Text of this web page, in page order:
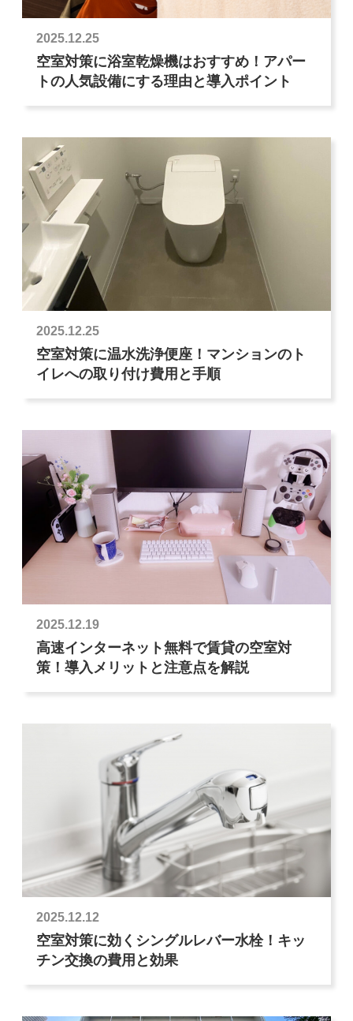
2025.12.25
空室対策に浴室乾燥機はおすすめ！アパー
トの人気設備にする理由と導入ポイント
2025.12.25
空室対策に温水洗浄便座！マンションのト
イレへの取り付け費用と手順
2025.12.19
高速インターネット無料で賃貸の空室対
策！導入メリットと注意点を解説
2025.12.12
空室対策に効くシングルレバー水栓！キッ
チン交換の費用と効果